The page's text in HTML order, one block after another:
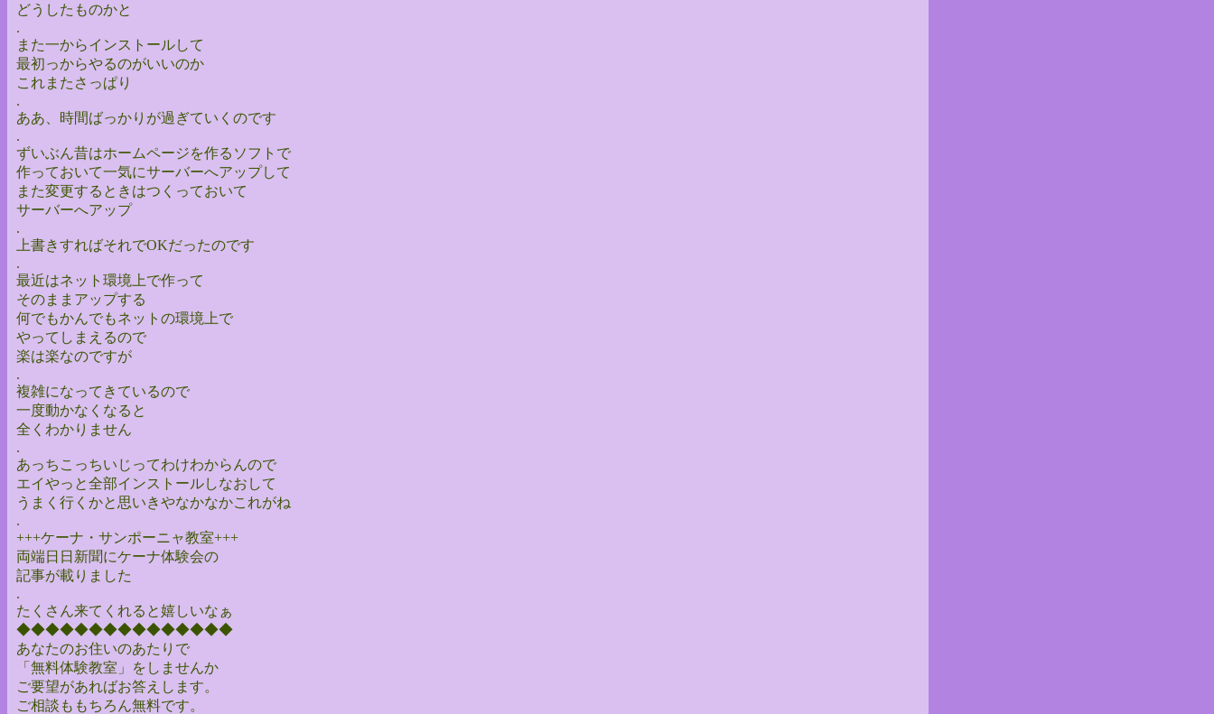
どうしたものかと
.
また一からインストールして
最初っからやるのがいいのか
これまたさっぱり
.
ああ、時間ばっかりが過ぎていくのです
.
ずいぶん昔はホームページを作るソフトで
作っておいて一気にサーバーへアップして
また変更するときはつくっておいて
サーバーへアップ
.
上書きすればそれでOKだったのです
.
最近はネット環境上で作って
そのままアップする
何でもかんでもネットの環境上で
やってしまえるので
楽は楽なのですが
.
複雑になってきているので
一度動かなくなると
全くわかりません
.
あっちこっちいじってわけわからんので
エイやっと全部インストールしなおして
うまく行くかと思いきやなかなかこれがね
.
+++ケーナ・サンポーニャ教室+++
両端日日新聞にケーナ体験会の
記事が載りました
.
たくさん来てくれると嬉しいなぁ
◆◆◆◆◆◆◆◆◆◆◆◆◆◆◆
あなたのお住いのあたりで
「無料体験教室」をしませんか
ご要望があればお答えします。
ご相談ももちろん無料です。